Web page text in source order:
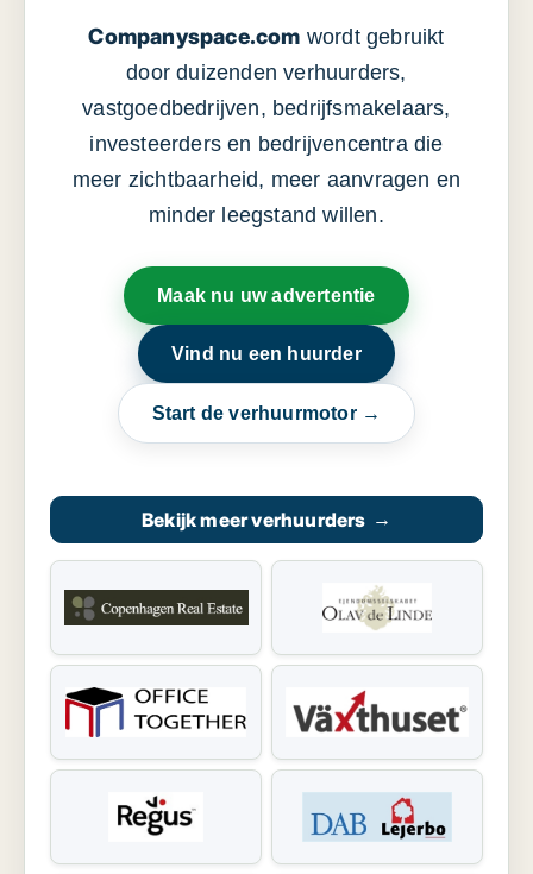
Companyspace.com wordt gebruikt
door duizenden verhuurders,
vastgoedbedrijven, bedrijfsmakelaars,
investeerders en bedrijvencentra die
meer zichtbaarheid, meer aanvragen en
minder leegstand willen.
Maak nu uw advertentie
Vind nu een huurder
Start de verhuurmotor →
Bekijk meer verhuurders →